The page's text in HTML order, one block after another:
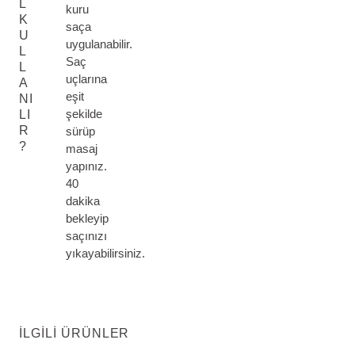
L
K
U
L
L
A
NI
LI
R
?
kuru
saça
uygulanabilir.
Saç
uçlarına
eşit
şekilde
sürüp
masaj
yapınız.
40
dakika
bekleyip
saçınızı
yıkayabilirsiniz.
İLGILI ÜRÜNLER